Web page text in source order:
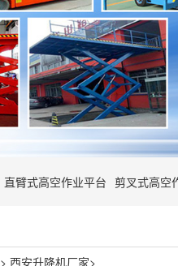
直臂式高空作业平台 剪叉式高空
> 西安升降机厂家>